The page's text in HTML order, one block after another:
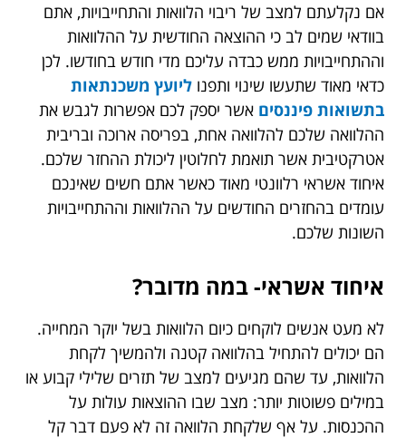
אם נקלעתם למצב של ריבוי הלוואות והתחייבויות, אתם
בוודאי שמים לב כי ההוצאה החודשית על ההלוואות
וההתחייבויות ממש כבדה עליכם מדי חודש בחודשו. לכן
כדאי מאוד שתעשו שינוי ותפנו ליועץ משכנתאות
בתשואות פיננסים אשר יספק לכם אפשרות לגבש את
ההלוואה שלכם להלוואה אחת, בפריסה ארוכה ובריבית
אטרקטיבית אשר תואמת לחלוטין ליכולת ההחזר שלכם.
איחוד אשראי רלוונטי מאוד כאשר אתם חשים שאינכם
עומדים בהחזרים החודשים על ההלוואות וההתחייבויות
השונות שלכם.
איחוד אשראי- במה מדובר?
לא מעט אנשים לוקחים כיום הלוואות בשל יוקר המחייה.
הם יכולים להתחיל בהלוואה קטנה ולהמשיך לקחת
הלוואות, עד שהם מגיעים למצב של תזרים שלילי קבוע או
במילים פשוטות יותר: מצב שבו ההוצאות עולות על
ההכנסות. על אף שלקחת הלוואה זה לא פעם דבר קל